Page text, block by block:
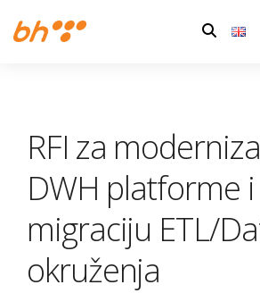
Pretraga:
RFI za
DWH platforme i
migraciju ETL/
okruženja